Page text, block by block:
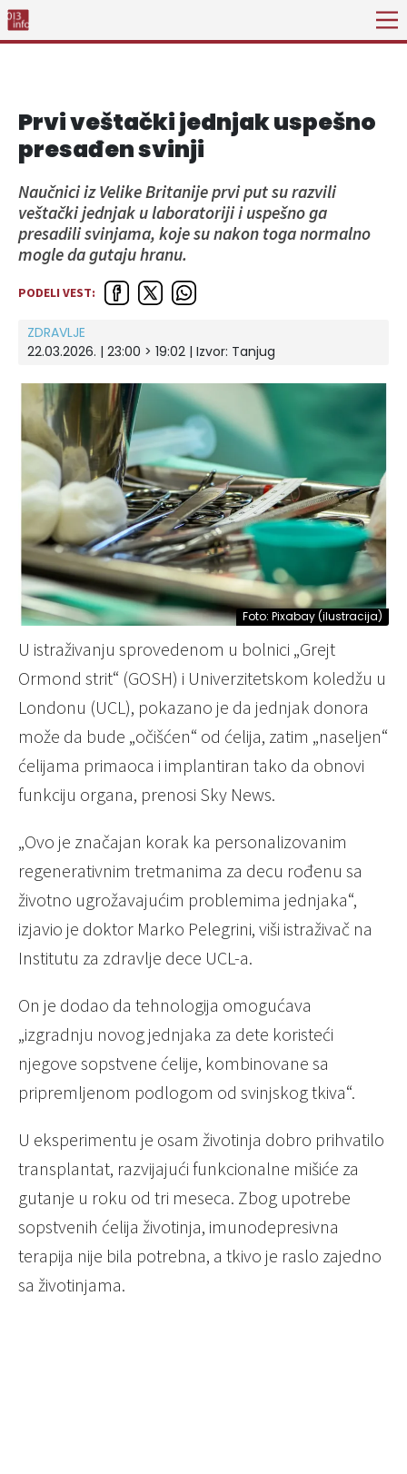
Prvi veštački jednjak uspešno
presađen svinji
Naučnici iz Velike Britanije prvi put su razvili
veštački jednjak u laboratoriji i uspešno ga
presadili svinjama, koje su nakon toga normalno
mogle da gutaju hranu.
PODELI VEST:
ZDRAVLJE
22.03.2026. | 23:00 > 19:02 | Izvor: Tanjug
Foto: Pixabay (ilustracija)
U istraživanju sprovedenom u bolnici „Grejt
Ormond strit“ (GOSH) i Univerzitetskom koledžu u
Londonu (UCL), pokazano je da jednjak donora
može da bude „očišćen“ od ćelija, zatim „naseljen“
ćelijama primaoca i implantiran tako da obnovi
funkciju organa, prenosi Sky News.
„Ovo je značajan korak ka personalizovanim
regenerativnim tretmanima za decu rođenu sa
životno ugrožavajućim problemima jednjaka“,
izjavio je doktor Marko Pelegrini, viši istraživač na
Institutu za zdravlje dece UCL-a.
On je dodao da tehnologija omogućava
„izgradnju novog jednjaka za dete koristeći
njegove sopstvene ćelije, kombinovane sa
pripremljenom podlogom od svinjskog tkiva“.
U eksperimentu je osam životinja dobro prihvatilo
transplantat, razvijajući funkcionalne mišiće za
gutanje u roku od tri meseca. Zbog upotrebe
sopstvenih ćelija životinja, imunodepresivna
terapija nije bila potrebna, a tkivo je raslo zajedno
sa životinjama.